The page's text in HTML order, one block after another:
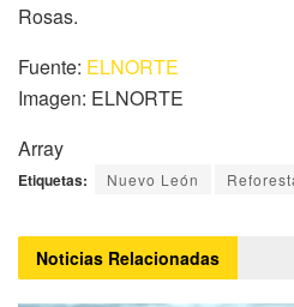
Rosas.
Fuente: ELNORTE
Imagen: ELNORTE
Array
Etiquetas: Nuevo León
Noticias Relacionadas